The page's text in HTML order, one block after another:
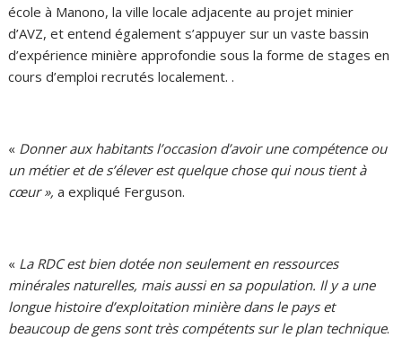
école à Manono, la ville locale adjacente au projet minier
d’AVZ, et entend également s’appuyer sur un vaste bassin
d’expérience minière approfondie sous la forme de stages en
cours d’emploi recrutés localement. .
« Donner aux habitants l’occasion d’avoir une compétence ou
un métier et de s’élever est quelque chose qui nous tient à
cœur », a expliqué Ferguson.
« La RDC est bien dotée non seulement en ressources
minérales naturelles, mais aussi en sa population. Il y a une
longue histoire d’exploitation minière dans le pays et
beaucoup de gens sont très compétents sur le plan technique.